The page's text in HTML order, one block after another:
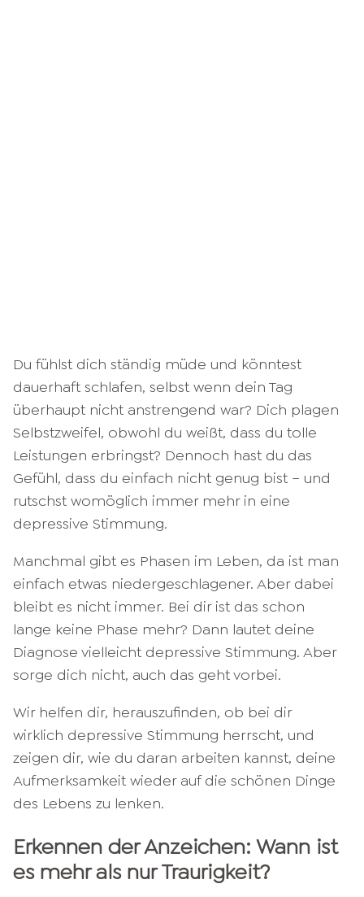
Du fühlst dich ständig müde und könntest
dauerhaft schlafen, selbst wenn dein Tag
überhaupt nicht anstrengend war? Dich plagen
Selbstzweifel, obwohl du weißt, dass du tolle
Leistungen erbringst? Dennoch hast du das
Gefühl, dass du einfach nicht genug bist – und
rutschst womöglich immer mehr in eine
depressive Stimmung.
Manchmal gibt es Phasen im Leben, da ist man
einfach etwas niedergeschlagener. Aber dabei
bleibt es nicht immer. Bei dir ist das schon
lange keine Phase mehr? Dann lautet deine
Diagnose vielleicht depressive Stimmung. Aber
sorge dich nicht, auch das geht vorbei.
Wir helfen dir, herauszufinden, ob bei dir
wirklich depressive Stimmung herrscht, und
zeigen dir, wie du daran arbeiten kannst, deine
Aufmerksamkeit wieder auf die schönen Dinge
des Lebens zu lenken.
Erkennen der Anzeichen: Wann ist
es mehr als nur Traurigkeit?